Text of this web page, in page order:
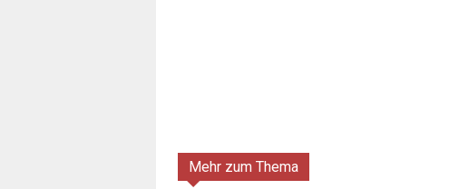
Mehr zum Thema